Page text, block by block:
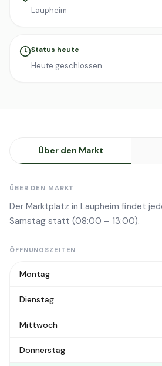
Laupheim
Status heute
Heute geschlossen
Über den Markt
ÜBER DEN MARKT
Der Marktplatz in Laupheim findet
Samstag statt (08:00 – 13:00).
ÖFFNUNGSZEITEN
Montag
Dienstag
Mittwoch
Donnerstag